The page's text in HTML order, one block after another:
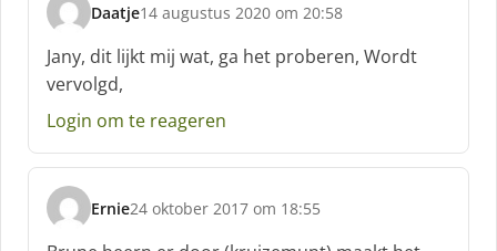
Daatje
s
c
h
r
e
f
14 augustus 2020 om 20:58
Jany, dit lijkt mij wat, ga het proberen, Wordt
vervolgd,
Login om te reageren
Ernie
s
c
24 oktober 2017 om 18:55